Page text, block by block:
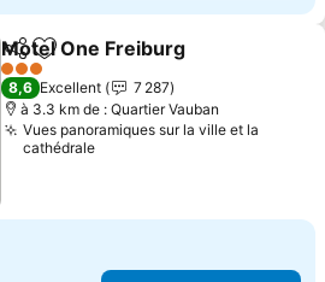
PartagerAjouter à mes favoris
Motel One Freiburg
3 Étoiles
8,6 Excellent
7 287
à 3.3 km de : Quartier Vauban
Vues panoramiques sur la ville et la
cathédrale